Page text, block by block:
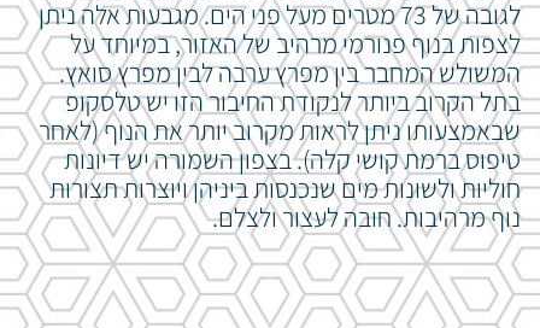
לגובה של 73 מטרים מעל פני הים. מגבעות אלה ניתן
לצפות בנוף פנורמי מרהיב של האזור, במיוחד על
המשולש המחבר בין מפרץ ערבה לבין מפרץ סואץ.
בתל הקרוב ביותר לנקודת החיבור הזו יש טלסקופ
שבאמצעותו ניתן לראות מקרוב יותר את הנוף (לאחר
טיפוס ברמת קושי קלה). בצפון השמורה יש דיונות
חוליות ולשונות מים שנכנסות ביניהן ויוצרות תצורות
נוף מרהיבות. חובה לעצור ולצלם.